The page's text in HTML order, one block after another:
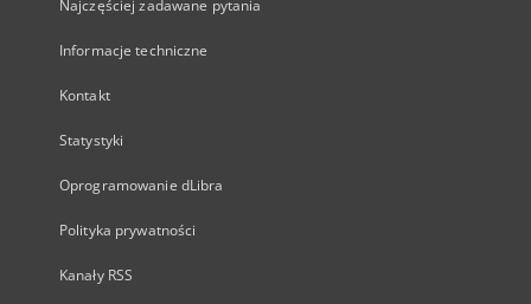
Najczęściej zadawane pytania
Informacje techniczne
Kontakt
Statystyki
Oprogramowanie dLibra
Polityka prywatności
Kanały RSS